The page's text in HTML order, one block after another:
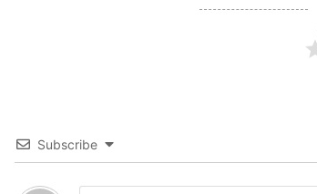
Subscribe